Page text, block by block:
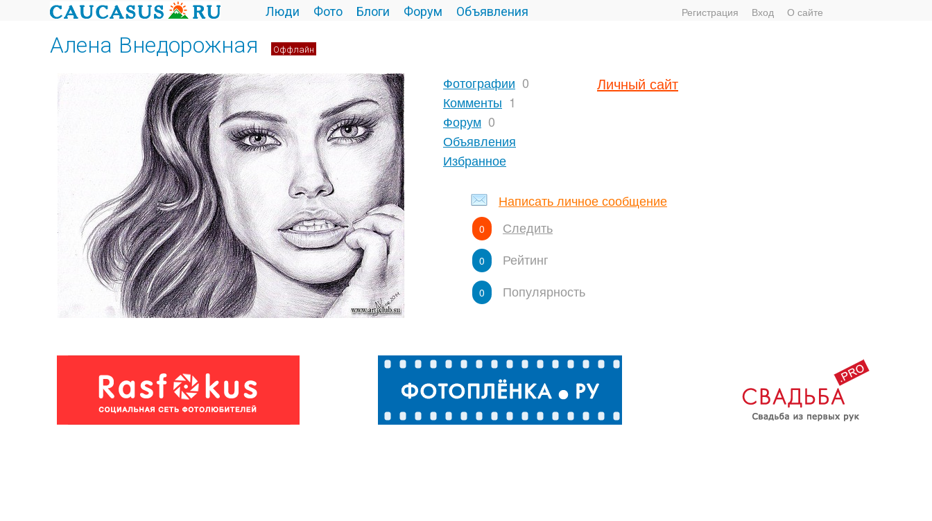
Люди Фото Блоги Форум Объявления Регистрация Вход О сайте
Алена Внедорожная Оффлайн
Фотографии 0
Комменты 1
Форум 0
Объявления
Избранное
Личный сайт
Написать личное сообщение
0 Следить
0 Рейтинг
0 Популярность